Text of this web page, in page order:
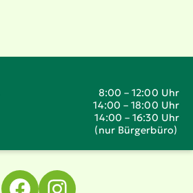
8:00 – 12:00 Uhr
14:00 – 18:00 Uhr
14:00 – 16:30 Uhr
(nur Bürgerbüro)